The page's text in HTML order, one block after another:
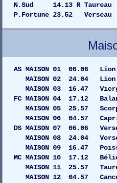
N.Sud 14.13 R
P.Fortune 23.52
AS MAISON 01
MAISON 02
MAISON 03 16.47
FC MAISON 04 17.12
MAISON 05 25.57
MAISON 06 04.57
DS MAISON 07 06.06
MAISON 08 24.04
MAISON 09 16.47
MC MAISON 10 17.12
MAISON 11 25.57
MAISON 12 04.57